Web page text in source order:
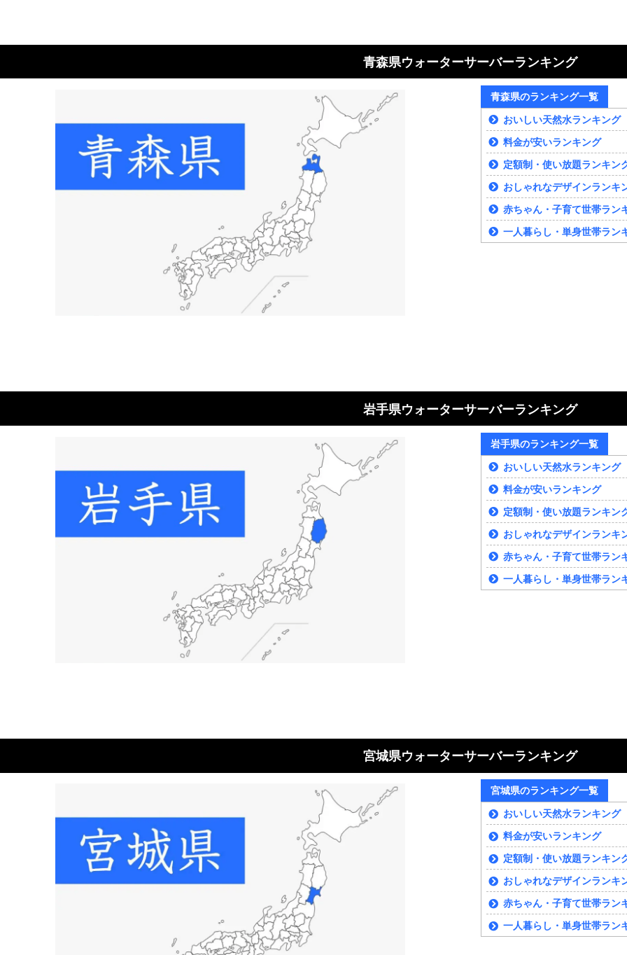
青森県ウォーターサーバーランキング
青森県のランキング一覧
おいしい天然水ランキング
料金が安いランキング
定額制・使い放題ランキン
おしゃれなデザインランキ
赤ちゃん・子育て世帯ラン
一人暮らし・単身世帯ラン
岩手県ウォーターサーバーランキング
岩手県のランキング一覧
おいしい天然水ランキング
料金が安いランキング
定額制・使い放題ランキン
おしゃれなデザインランキ
赤ちゃん・子育て世帯ラン
一人暮らし・単身世帯ラン
宮城県ウォーターサーバーランキング
宮城県のランキング一覧
おいしい天然水ランキング
料金が安いランキング
定額制・使い放題ランキン
おしゃれなデザインランキ
赤ちゃん・子育て世帯ラン
一人暮らし・単身世帯ラン